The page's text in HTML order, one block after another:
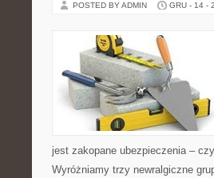
POSTED BY ADMIN GRU - 14 -
jest zakopane ubezpieczenia –
Wyróżniamy trzy newralgiczne